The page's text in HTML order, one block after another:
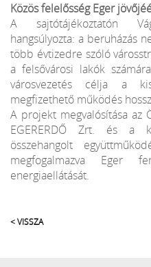
Közös felelősség Eger
A sajtótájékoztatón
hangsúlyozta: a beruházás
több évtizedre szóló
a felsővárosi lakók
városvezetés célja a
megfizethető működés
A projekt megvalósítása az
EGERERDŐ Zrt. és a
összehangolt
megfogalmazva Eger
energiaellátását.
< VISSZA